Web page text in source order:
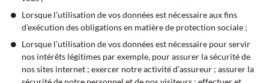
Lorsque l’utilisation de vos données est nécessaire aux fins
d’exécution des obligations en matière de protection sociale ;
Lorsque l’utilisation de vos données est nécessaire pour servir
nos intérêts légitimes par exemple, pour assurer la sécurité de
nos sites internet ; exercer notre activité d’assureur ; assurer la